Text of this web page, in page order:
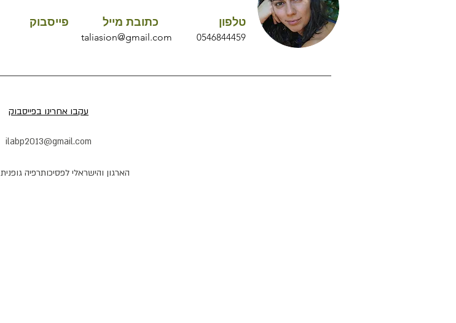
פייסבוק כתובת מייל טלפון
taliasion@gmail.com 0546844459
עקבו אחרינו בפייסבוק
ilabp2013@gmail.com
הארגון והישראלי לפסיכותרפיה גופנית 2024 ©